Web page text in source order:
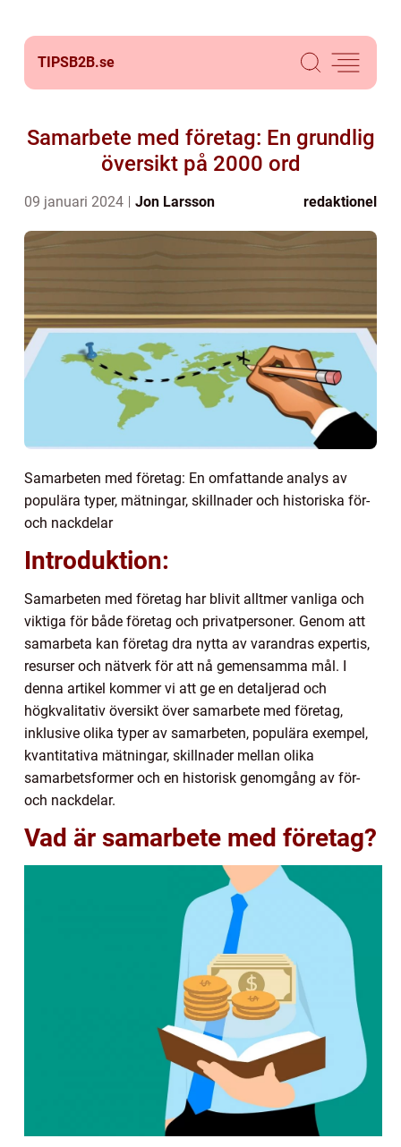
TIPSB2B.se
Samarbete med företag: En grundlig
översikt på 2000 ord
09 januari 2024 Jon Larsson redaktionel
Samarbeten med företag: En omfattande analys av
populära typer, mätningar, skillnader och historiska för-
och nackdelar
Introduktion:
Samarbeten med företag har blivit alltmer vanliga och
viktiga för både företag och privatpersoner. Genom att
samarbeta kan företag dra nytta av varandras expertis,
resurser och nätverk för att nå gemensamma mål. I
denna artikel kommer vi att ge en detaljerad och
högkvalitativ översikt över samarbete med företag,
inklusive olika typer av samarbeten, populära exempel,
kvantitativa mätningar, skillnader mellan olika
samarbetsformer och en historisk genomgång av för-
och nackdelar.
Vad är samarbete med företag?